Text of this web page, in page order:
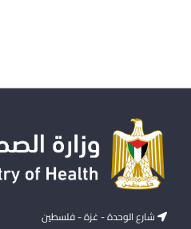
شارع الوحدة - غزة - فلسطين